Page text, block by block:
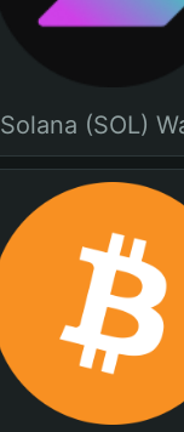
Solana (SOL)